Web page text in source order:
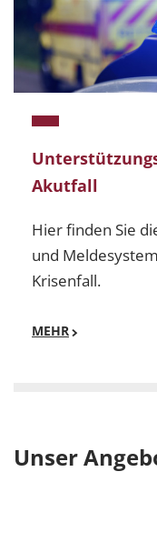
Akutfall
Hier finden Sie
und
Krisenfall.
MEHR
Unser